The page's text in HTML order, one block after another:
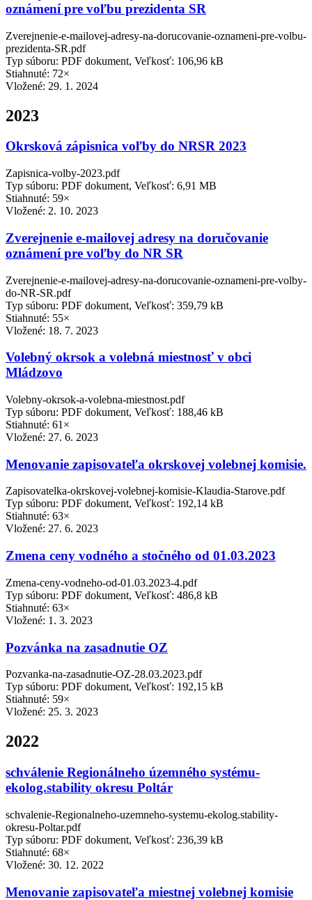
oznámení pre voľbu prezidenta SR
Zverejnenie-e-mailovej-adresy-na-dorucovanie-oznameni-pre-volbu-
prezidenta-SR.pdf
Typ súboru: PDF dokument, Veľkosť: 106,96 kB
Stiahnuté: 72×
Vložené: 29. 1. 2024
2023
Okrsková zápisnica voľby do NRSR 2023
Zapisnica-volby-2023.pdf
Typ súboru: PDF dokument, Veľkosť: 6,91 MB
Stiahnuté: 59×
Vložené: 2. 10. 2023
Zverejnenie e-mailovej adresy na doručovanie
oznámení pre voľby do NR SR
Zverejnenie-e-mailovej-adresy-na-dorucovanie-oznameni-pre-volby-
do-NR-SR.pdf
Typ súboru: PDF dokument, Veľkosť: 359,79 kB
Stiahnuté: 55×
Vložené: 18. 7. 2023
Volebný okrsok a volebná miestnosť v obci
Mládzovo
Volebny-okrsok-a-volebna-miestnost.pdf
Typ súboru: PDF dokument, Veľkosť: 188,46 kB
Stiahnuté: 61×
Vložené: 27. 6. 2023
Menovanie zapisovateľa okrskovej volebnej komisie.
Zapisovatelka-okrskovej-volebnej-komisie-Klaudia-Starove.pdf
Typ súboru: PDF dokument, Veľkosť: 192,14 kB
Stiahnuté: 63×
Vložené: 27. 6. 2023
Zmena ceny vodného a stočného od 01.03.2023
Zmena-ceny-vodneho-od-01.03.2023-4.pdf
Typ súboru: PDF dokument, Veľkosť: 486,8 kB
Stiahnuté: 63×
Vložené: 1. 3. 2023
Pozvánka na zasadnutie OZ
Pozvanka-na-zasadnutie-OZ-28.03.2023.pdf
Typ súboru: PDF dokument, Veľkosť: 192,15 kB
Stiahnuté: 59×
Vložené: 25. 3. 2023
2022
schválenie Regionálneho územného systému-
ekolog.stability okresu Poltár
schvalenie-Regionalneho-uzemneho-systemu-ekolog.stability-
okresu-Poltar.pdf
Typ súboru: PDF dokument, Veľkosť: 236,39 kB
Stiahnuté: 68×
Vložené: 30. 12. 2022
Menovanie zapisovateľa miestnej volebnej komisie